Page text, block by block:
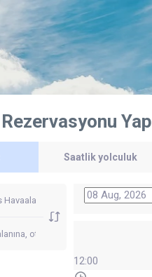
Yap
Saatlik yolculuk
12:00